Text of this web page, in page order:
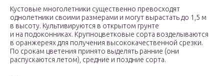
Кустовые многолетники существенно превосходят
однолетники своими размерами и могут вырастать до 1,5 м
в высоту. Культивируются в открытом грунте
и на подоконниках. Крупноцветковые сорта возделываются
в оранжереях для получения высококачественной срезки.
По срокам цветения принято выделять ранние (они
распускаются летом), средние и поздние сорта.